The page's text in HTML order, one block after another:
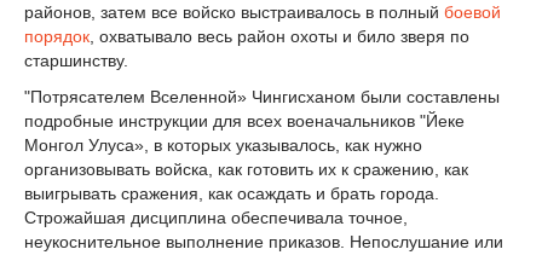
районов, затем все войско выстраивалось в полный боевой
порядок, охватывало весь район охоты и било зверя по
старшинству.
"Потрясателем Вселенной» Чингисханом были составлены
подробные инструкции для всех военачальников "Йеке
Монгол Улуса», в которых указывалось, как нужно
организовывать войска, как готовить их к сражению, как
выигрывать сражения, как осаждать и брать города.
Строжайшая дисциплина обеспечивала точное,
неукоснительное выполнение приказов. Непослушание или